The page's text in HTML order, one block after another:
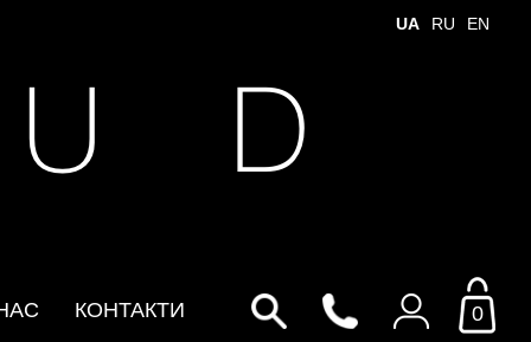
UA RU EN
D
КОНТАКТИ 0